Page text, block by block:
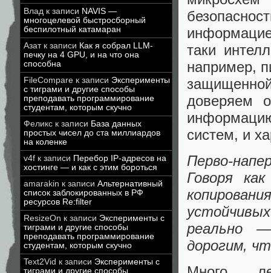
Влад к записи NAVIS —
многоцелевой быстросборный
беспилотный катамаран
Азатк записи Как я собрал LLM-
печку на 4 GPU, и на что она
способна
FileCompare к записи Эксперименты
с тиграми и другие способы
преподавать программирование
студентам, которым скучно
Феликс к записи База данных
простых чисел до ста миллиардов
на коленке
v4f к записи Перебор IP-адресов на
хостинге — и как с этим бороться
amarakin к записи Альтернативный
список заблокированных в РФ
ресурсов Re:filter
ResizeOn к записи Эксперименты с
тиграми и другие способы
преподавать программирование
студентам, которым скучно
Text2Vid к записи Эксперименты с
тиграми и другие способы
таки
например,
доверяем
систем, и
Перво-
Говоря
реально
дорогим,